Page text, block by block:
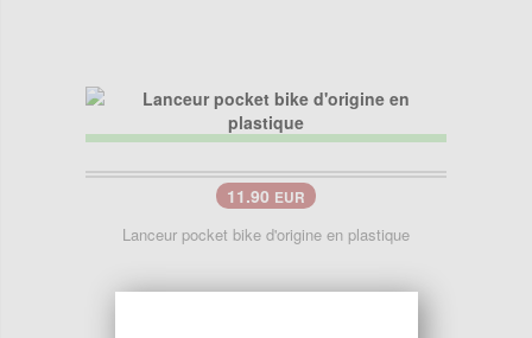
11.90 EUR
Lanceur pocket bike d'origine en plastique